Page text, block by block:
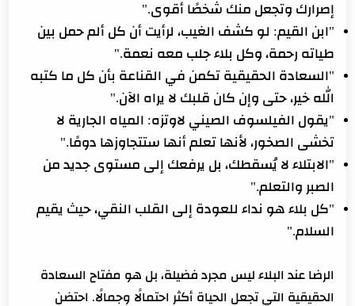
إصرارك وتجعل منك شخصًا أقوى."
"ابن القيم: لو كشف الغيب، لرأيت أن كل ألم حمل بين
طياته رحمة، وكل بلاء جلب معه نعمة."
"السعادة الحقيقية تكمن في القناعة بأن كل ما كتبه
الله خير، حتى وإن كان قلبك لا يراه الآن."
"يقول الفيلسوف الصيني لاوتزه: المياه الجارية لا
تخشى الصخور، لأنها تعلم أنها ستتجاوزها دومًا."
"الابتلاء لا يُسقطك، بل يرفعك إلى مستوى جديد من
الصبر والتعلم."
"كل بلاء هو نداء للعودة إلى القلب النقي، حيث يقيم
السلام."
الرضا عند البلاء ليس مجرد فضيلة، بل هو مفتاح السعادة
الحقيقية التي تجعل الحياة أكثر احتمالًا وجمالًا. احتضن